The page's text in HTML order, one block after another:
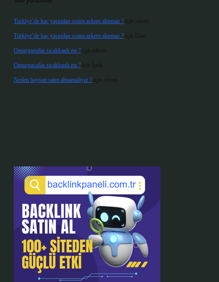
Türkiye’de kaç yaşından sonra askere alınmaz ? için admin
Türkiye’de kaç yaşından sonra askere alınmaz ? için Ekin
Omurgasızlar sıcakkanlı mı ? için admin
Omurgasızlar sıcakkanlı mı ? için İpek
Neden hayvan satın almamalıyız ? için admin